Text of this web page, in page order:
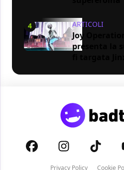
4 ARTICOLI
Joy
presenta la
Privacy Policy Cookie